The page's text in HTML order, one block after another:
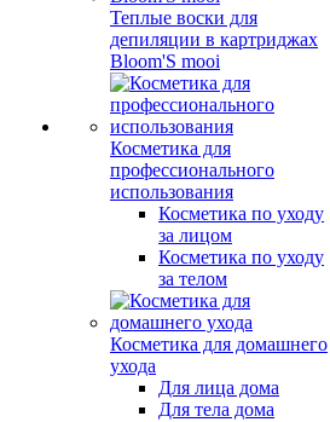
Теплые воски для
депиляции в картриджах
Bloom'S mooi
Косметика для
профессионального
использования
Косметика по уходу
за лицом
Косметика по уходу
за телом
Косметика для домашнего
ухода
Для лица дома
Для тела дома